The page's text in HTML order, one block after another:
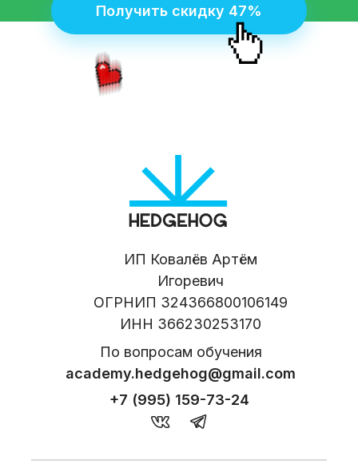
Получить скидку 47%
По вопросам обучения
academy.hedgehog@gmail.com
ИП Ковалёв Артём
Игоревич
ОГРНИП 324366800106149
ИНН 366230253170
+7 (995) 159-73-24